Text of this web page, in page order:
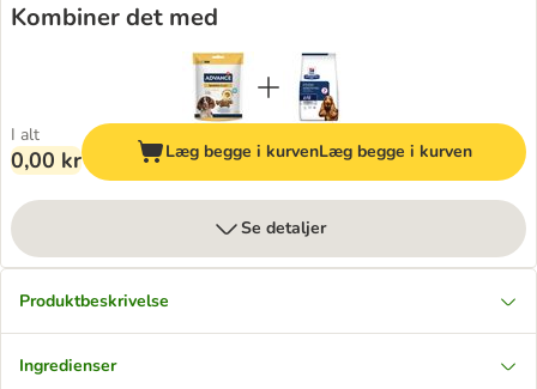
Kombiner det med
I alt
0,00 kr Læg begge i kurvenLæg begge i kurven
Se detaljer
Produktbeskrivelse
Ingredienser